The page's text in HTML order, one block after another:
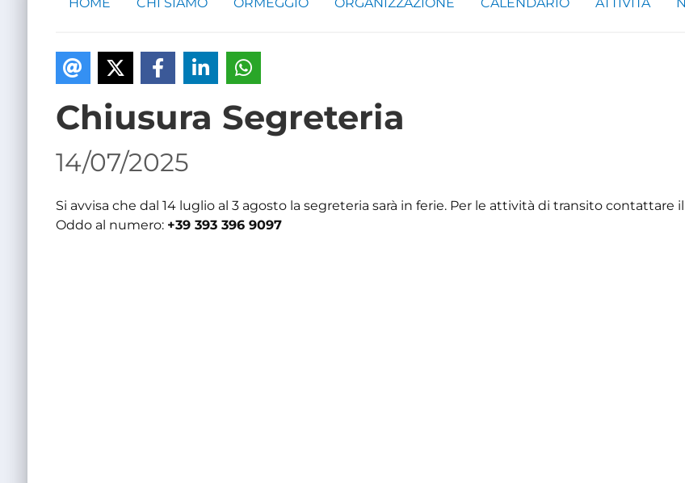
Chiusura Segreteria
14/07/2025
Si avvisa che dal 14 luglio al 3 agosto la segreteria sarà in ferie. Per le attività di transito contattare
Oddo al numero: +39 393 396 9097